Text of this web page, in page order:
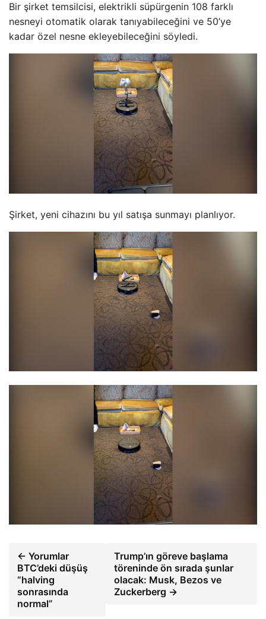
Bir şirket temsilcisi, elektrikli süpürgenin 108 farklı
nesneyi otomatik olarak tanıyabileceğini ve 50’ye
kadar özel nesne ekleyebileceğini söyledi.
Şirket, yeni cihazını bu yıl satışa sunmayı planlıyor.
← Yorumlar
BTC’deki düşüş
“halving
sonrasında
normal”
Trump’ın göreve başlama
töreninde ön sırada şunlar
olacak: Musk, Bezos ve
Zuckerberg →